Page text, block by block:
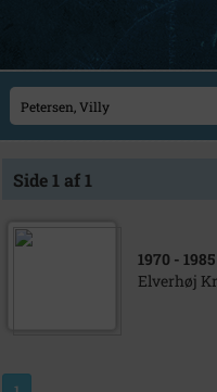
Side 1 af 1
1970 - 1985
Elverhøj